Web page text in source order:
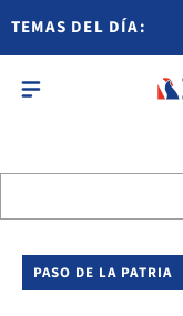
TEMAS DEL DÍA:
PASO DE LA PATRIA